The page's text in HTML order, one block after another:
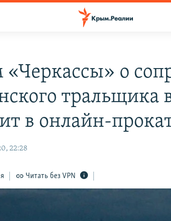
о
тральщика
в онлайн-
22:28
Читать без VPN